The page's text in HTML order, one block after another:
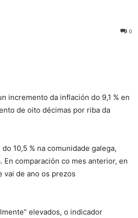
0
incremento da inflación do 9,1 % en
de oito décimas por riba da
10,5 % na comunidade galega,
En comparación co mes anterior, en
vai de ano os prezos
elevados, o indicador